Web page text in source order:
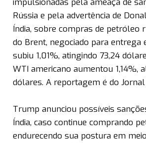
impulsionadas pela ameaça de
Rússia e pela advertência de
Índia, sobre compras de petróleo
do Brent, negociado para entrega
subiu 1,01%, atingindo 73,24
WTI americano aumentou 1,14%,
dólares. A reportagem é do
Trump anunciou possíveis
Índia, caso continue comprando
endurecendo sua postura em